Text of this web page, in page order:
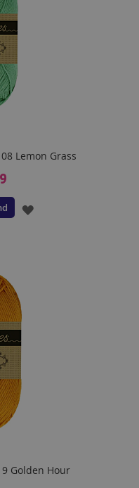
Lemon Grass
VOEG
Golden Hour